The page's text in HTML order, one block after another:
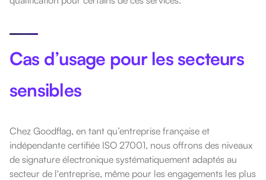
Cas d’usage pour les secteurs
sensibles
Chez Goodflag, en tant qu’entreprise française et
indépendante certifiée ISO 27001, nous offrons des niveaux
de signature électronique systématiquement adaptés au
secteur de l'entreprise, même pour les engagements les plus